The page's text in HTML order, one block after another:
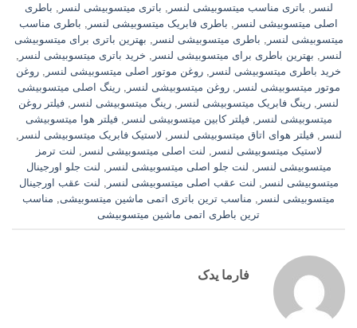
لنسر
باتری مناسب میتسوبیشی لنسر باتری میتسوبیشی لنسر
باطری
اصلی میتسوبیشی لنسر
باطری فابریک میتسوبیشی لنسر
باطری مناسب
میتسوبیشی لنسر
باطری میتسوبیشی لنسر
بهترین باتری برای میتسوبیشی
لنسر
بهترین باطری برای میتسوبیشی لنسر خرید باتری میتسوبیشی لنسر
خرید باطری میتسوبیشی لنسر
روغن موتور اصلی میتسوبیشی لنسر
روغن
موتور میتسوبیشی لنسر
,روغن میتسوبیشی لنسر ,رینگ اصلی میتسوبیشی
لنسر
رینگ فابریک میتسوبیشی لنسر رینگ میتسوبیشی لنسر
فیلتر روغن
میتسوبیشی لنسر
,فیلتر کابین میتسوبیشی لنسر ,فیلتر هوا میتسوبیشی
لنسر
,فیلتر هوای اتاق میتسوبیشی لنسر لاستیک فابریک میتسوبیشی لنسر
لاستیک میتسوبیشی لنسر
لنت اصلی میتسوبیشی لنسر
لنت ترمز
میتسوبیشی لنسر
لنت جلو اصلی میتسوبیشی لنسر
لنت جلو اورجینال
میتسوبیشی لنسر
لنت عقب اصلی میتسوبیشی لنسر
لنت عقب اورجینال
میتسوبیشی لنسر
مناسب ترین باتری اتمی ماشین میتسوبیشی
مناسب
ترین باطری اتمی ماشین میتسوبیشی
فارما یدک